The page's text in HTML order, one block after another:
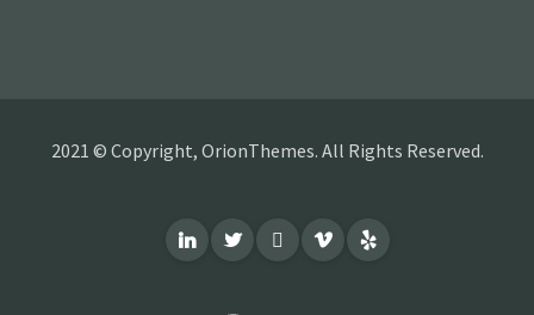
2021 © Copyright, OrionThemes. All Rights Reserved.